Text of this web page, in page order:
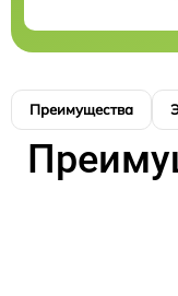
Преимущества